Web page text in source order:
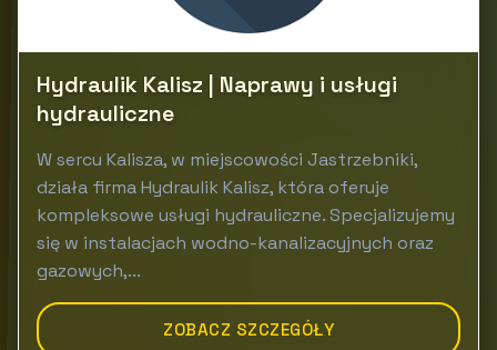
Hydraulik Kalisz | Naprawy i usługi
hydrauliczne
W sercu Kalisza, w miejscowości Jastrzebniki,
działa firma Hydraulik Kalisz, która oferuje
kompleksowe usługi hydrauliczne. Specjalizujemy
się w instalacjach wodno-kanalizacyjnych oraz
gazowych,...
ZOBACZ SZCZEGÓŁY